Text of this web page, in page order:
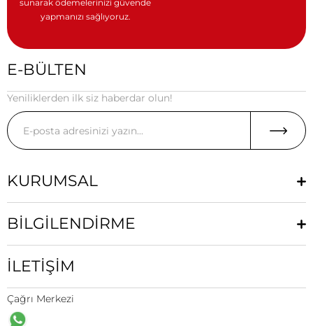
sunarak ödemelerinizi güvende
yapmanızı sağlıyoruz.
E-BÜLTEN
Yeniliklerden ilk siz haberdar olun!
KURUMSAL
BİLGİLENDİRME
İLETİŞİM
Çağrı Merkezi